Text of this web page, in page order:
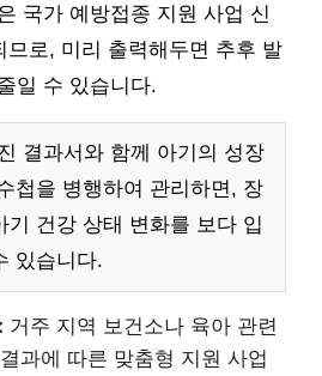
국가 예방접종 지원 사업 신
므로, 미리 출력해두면 추후 발
일 수 있습니다.
결과서와 함께 아기의 성장
첩을 병행하여 관리하면, 장
기 건강 상태 변화를 보다 입
있습니다.
거주 지역 보건소나 육아 관련
과에 따른 맞춤형 지원 사업